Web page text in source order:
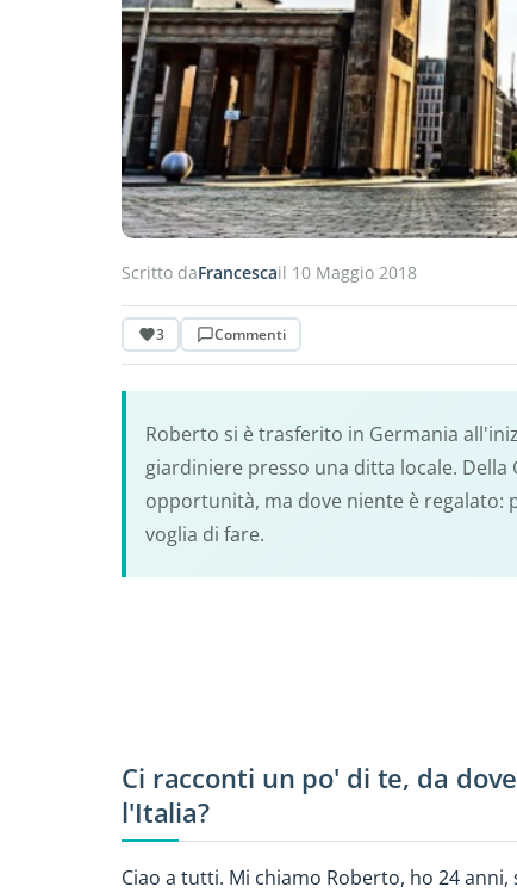
Scritto daFrancescail 10 Maggio 2018
3 Commenti
Roberto si è trasferito in Germania
giardiniere presso una ditta locale. Della
opportunità, ma dove niente è regalato:
voglia di fare.
Ci racconti un po' di te, da
l'Italia?
Ciao a tutti. Mi chiamo Roberto, ho 24